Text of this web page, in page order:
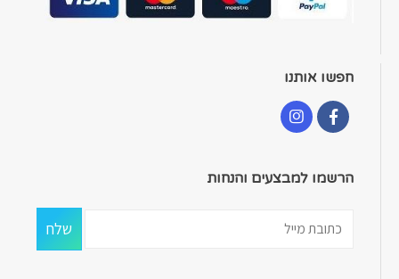
חפשו אותנו
הרשמו למבצעים והנחות